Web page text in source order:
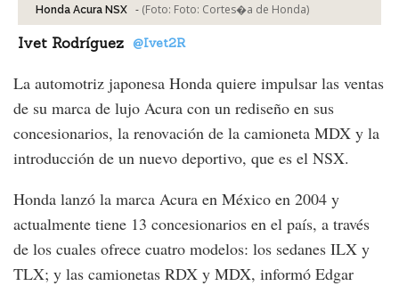
Honda Acura NSX - (Foto: Foto: Cortes�a de Honda)
Ivet Rodríguez @Ivet2R
La automotriz japonesa Honda quiere impulsar las ventas
de su marca de lujo Acura con un rediseño en sus
concesionarios, la renovación de la camioneta MDX y la
introducción de un nuevo deportivo, que es el NSX.
Honda lanzó la marca Acura en México en 2004 y
actualmente tiene 13 concesionarios en el país, a través
de los cuales ofrece cuatro modelos: los sedanes ILX y
TLX; y las camionetas RDX y MDX, informó Edgar